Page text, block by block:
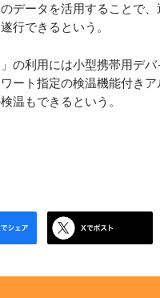
データを活用することで
行できるという。
の利用には小型携帯用デバ
ート指定の検温機能付き
温もできるという。